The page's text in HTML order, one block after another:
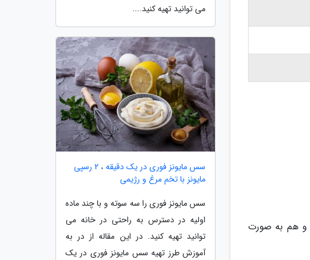
و هم به صورت
می توانید تهیه کنید....
سس مایونز فوری در یک دقیقه ، 2 رسپی
مایونز با تخم مرغ و رژیمی
سس مایونز فوری را سه سوته و با چند ماده
اولیه در دسترس به راحتی در خانه می
توانید تهیه کنید. در این مقاله از در به
آموزش طرز تهیه سس مایونز فوری در یک